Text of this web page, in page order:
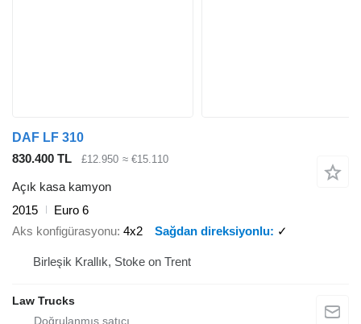
DAF LF 310
830.400 TL
£12.950 ≈ €15.110
Açık kasa kamyon
2015
Euro 6
Aks konfigürasyonu 4x2 Sağdan direksiyonlu ✓
Birleşik Krallık, Stoke on Trent
Law Trucks